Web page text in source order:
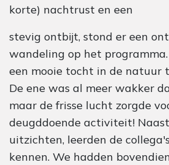
korte) nachtrust en een
stevig ontbijt, stond er een
wandeling op het
een mooie tocht in de natuur
De ene was al meer wakker
maar de frisse lucht zorgde
deugddoende activiteit!
uitzichten, leerden de
kennen. We hadden